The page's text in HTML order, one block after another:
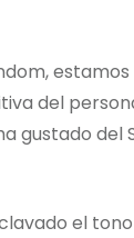
del
gustado del
el